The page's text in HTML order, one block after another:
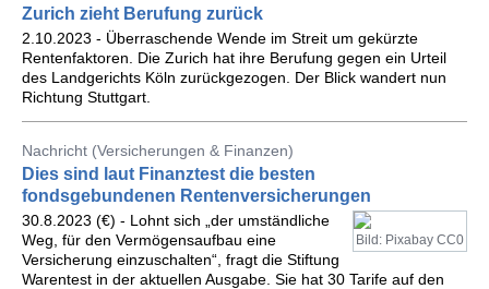
Zurich zieht Berufung zurück
2.10.2023 - Überraschende Wende im Streit um gekürzte
Rentenfaktoren. Die Zurich hat ihre Berufung gegen ein Urteil
des Landgerichts Köln zurückgezogen. Der Blick wandert nun
Richtung Stuttgart.
Nachricht (Versicherungen & Finanzen)
Dies sind laut Finanztest die besten
fondsgebundenen Rentenversicherungen
Bild: Pixabay CC0
30.8.2023 (€) - Lohnt sich „der umständliche
Weg, für den Vermögensaufbau eine
Versicherung einzuschalten“, fragt die Stiftung
Warentest in der aktuellen Ausgabe. Sie hat 30 Tarife auf den